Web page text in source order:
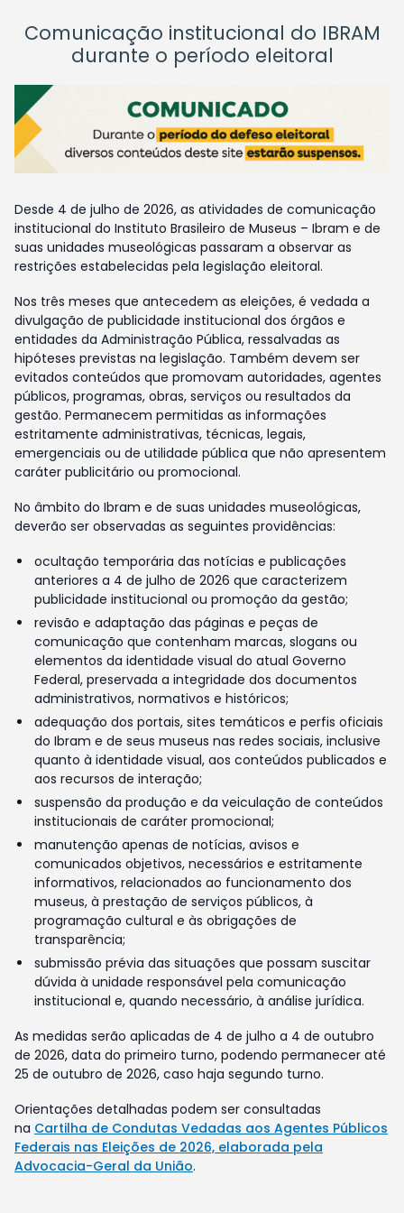
Comunicação institucional do IBRAM
durante o período eleitoral
Desde 4 de julho de 2026, as atividades de comunicação
institucional do Instituto Brasileiro de Museus – Ibram e de
suas unidades museológicas passaram a observar as
restrições estabelecidas pela legislação eleitoral.
Nos três meses que antecedem as eleições, é vedada a
divulgação de publicidade institucional dos órgãos e
entidades da Administração Pública, ressalvadas as
hipóteses previstas na legislação. Também devem ser
evitados conteúdos que promovam autoridades, agentes
públicos, programas, obras, serviços ou resultados da
gestão. Permanecem permitidas as informações
estritamente administrativas, técnicas, legais,
emergenciais ou de utilidade pública que não apresentem
caráter publicitário ou promocional.
No âmbito do Ibram e de suas unidades museológicas,
deverão ser observadas as seguintes providências:
ocultação temporária das notícias e publicações
anteriores a 4 de julho de 2026 que caracterizem
publicidade institucional ou promoção da gestão;
revisão e adaptação das páginas e peças de
comunicação que contenham marcas, slogans ou
elementos da identidade visual do atual Governo
Federal, preservada a integridade dos documentos
administrativos, normativos e históricos;
adequação dos portais, sites temáticos e perfis oficiais
do Ibram e de seus museus nas redes sociais, inclusive
quanto à identidade visual, aos conteúdos publicados e
aos recursos de interação;
suspensão da produção e da veiculação de conteúdos
institucionais de caráter promocional;
manutenção apenas de notícias, avisos e
comunicados objetivos, necessários e estritamente
informativos, relacionados ao funcionamento dos
museus, à prestação de serviços públicos, à
programação cultural e às obrigações de
transparência;
submissão prévia das situações que possam suscitar
dúvida à unidade responsável pela comunicação
institucional e, quando necessário, à análise jurídica.
As medidas serão aplicadas de 4 de julho a 4 de outubro
de 2026, data do primeiro turno, podendo permanecer até
25 de outubro de 2026, caso haja segundo turno.
Orientações detalhadas podem ser consultadas
na Cartilha de Condutas Vedadas aos Agentes Públicos
Federais nas Eleições de 2026, elaborada pela
Advocacia-Geral da União.